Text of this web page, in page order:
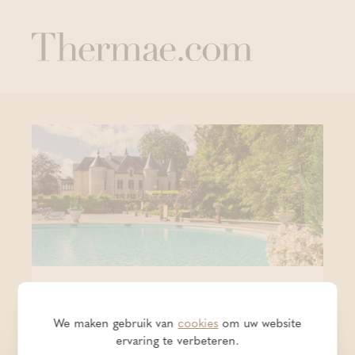
Thermae Boetfort
We maken gebruik vancookiesom uw website
ervaring te verbeteren.